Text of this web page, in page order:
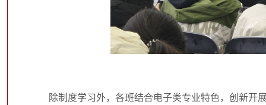
除制度学习外，各班结合电子类专业特色，创新开